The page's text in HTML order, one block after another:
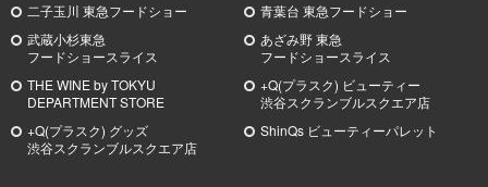
二子玉川 東急フードショー
青葉台 東急フードショー
武蔵小杉東急
フードショースライス
あざみ野東急
フードショースライス
THE WINE by TOKYU
DEPARTMENT STORE
+Q(プラスク) ビューティー
渋谷スクランブルスクエア店
+Q(プラスク) グッズ
渋谷スクランブルスクエア店
ShinQs ビューティーパレット